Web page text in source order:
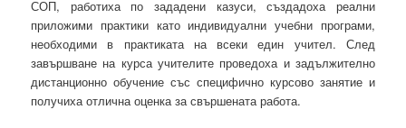
СОП, работиха по зададени казуси, създадоха реални
приложими практики като индивидуални учебни програми,
необходими в практиката на всеки един учител. След
завършване на курса учителите проведоха и задължително
дистанционно обучение със специфично курсово занятие и
получиха отлична оценка за свършената работа.